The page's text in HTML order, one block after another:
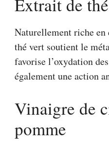
Naturellement riche en
thé vert soutient le
favorise l’oxydation
également une action
Vinaigre de
pomme